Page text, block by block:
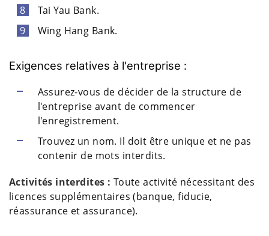
Tai Yau Bank.
Wing Hang Bank.
Exigences relatives à l'entreprise :
Assurez-vous de décider de la structure de
l'entreprise avant de commencer
l'enregistrement.
Trouvez un nom. Il doit être unique et ne pas
contenir de mots interdits.
Activités interdites : Toute activité nécessitant des
licences supplémentaires (banque, fiducie,
réassurance et assurance).